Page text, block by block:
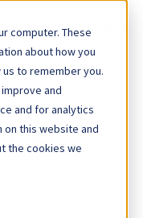
computer. These
about how you
us to remember you.
improve and
and for analytics
on this website and
the cookies we
دمج Qvalia مع Lundify